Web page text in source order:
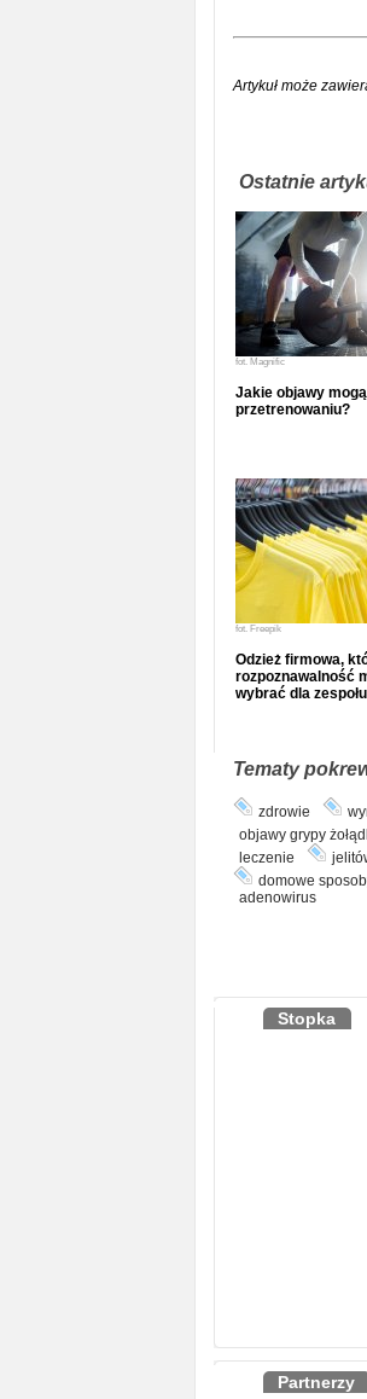
Artykuł może
Ostatnie
fot. Magnific
Jakie objawy
przetrenowaniu?
fot. Freepik
Odzież firmowa,
rozpoznawalność
wybrać dla
Tematy
zdrowie
objawy grypy
leczenie
domowe
adenowirus
Stopka
Partnerzy